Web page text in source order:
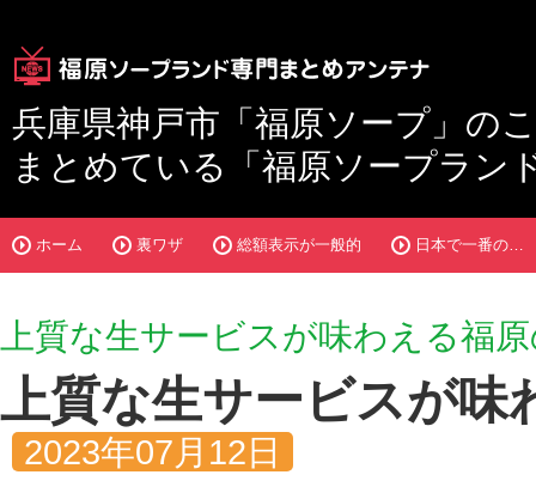
兵庫県神戸市「福原ソープ」の
まとめている「福原ソープラン
ホーム 裏ワザ 総額表示が一般的 日本で一番の…
上質な生サービスが味わえる福
上質な生サービスが味
2023年07月12日